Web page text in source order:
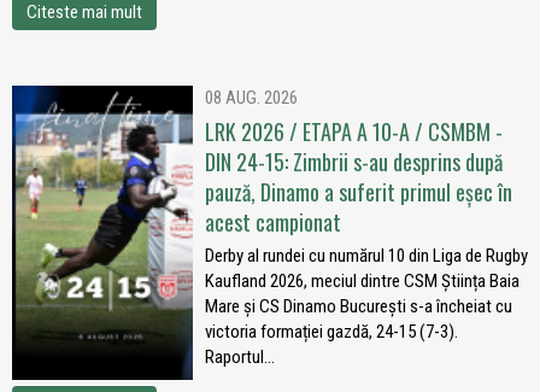
Citeste mai mult
08 AUG. 2026
LRK 2026 / ETAPA A 10-A / CSMBM -
DIN 24-15: Zimbrii s-au desprins după
pauză, Dinamo a suferit primul eșec în
acest campionat
Derby al rundei cu numărul 10 din Liga de Rugby
Kaufland 2026, meciul dintre CSM Știința Baia
Mare și CS Dinamo București s-a încheiat cu
victoria formației gazdă, 24-15 (7-3).
Raportul...